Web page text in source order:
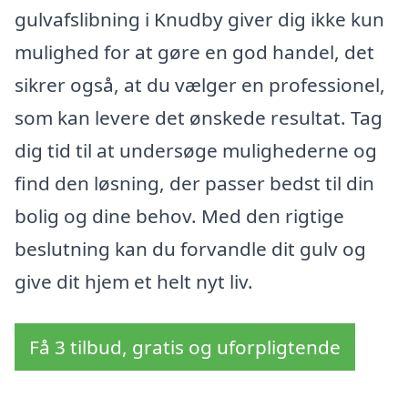
gulvafslibning i Knudby giver dig ikke kun
mulighed for at gøre en god handel, det
sikrer også, at du vælger en professionel,
som kan levere det ønskede resultat. Tag
dig tid til at undersøge mulighederne og
find den løsning, der passer bedst til din
bolig og dine behov. Med den rigtige
beslutning kan du forvandle dit gulv og
give dit hjem et helt nyt liv.
Få 3 tilbud, gratis og uforpligtende